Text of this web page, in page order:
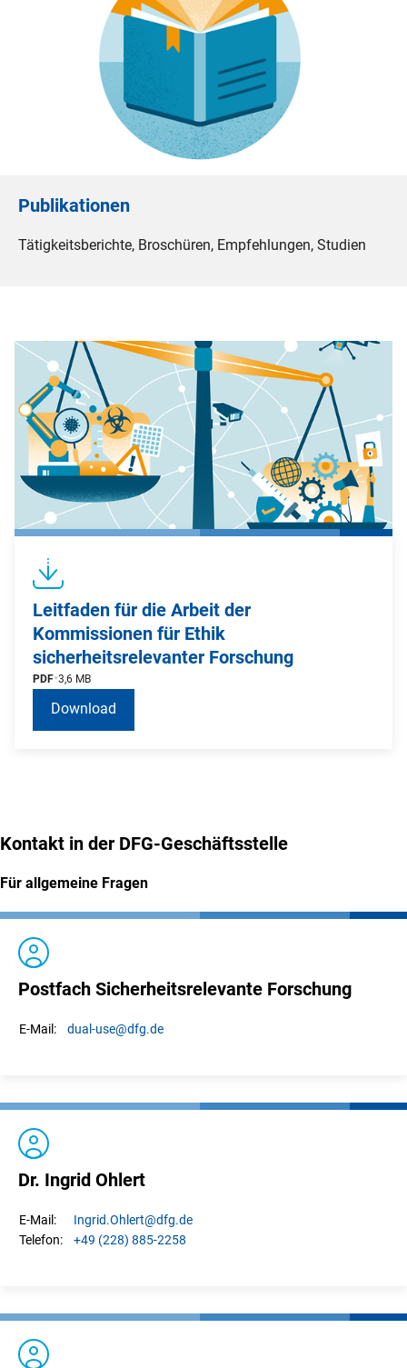
Publikationen
Tätigkeitsberichte, Broschüren, Empfehlungen, Studien
Leitfaden für die Arbeit der
Kommissionen für Ethik
sicherheitsrelevanter Forschung
PDF 3,6 MB
Download
Kontakt in der DFG-Geschäftsstelle
Für allgemeine Fragen
Postfach Sicherheitsrelevante Forschung
E-Mail: dual-use@dfg.de
Dr. Ingrid Ohlert
E-Mail: Ingrid.Ohlert@dfg.de
Telefon:
+49 (228) 885-2258